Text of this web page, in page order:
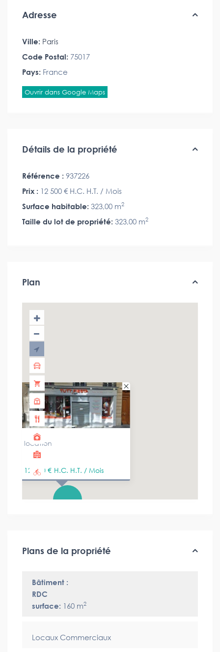
Adresse
Ville: Paris
Code Postal: 75017
Pays: France
Ouvrir dans Google Maps
Détails de la propriété
Référence : 937226
Prix : 12 500 € H.C. H.T. / Mois
Surface habitable: 323,00 m2
Taille du lot de propriété: 323,00 m2
Plan
location
12 500 € H.C. H.T. / Mois
Plans de la propriété
Bâtiment :
RDC
surface: 160 m2
Locaux Commerciaux